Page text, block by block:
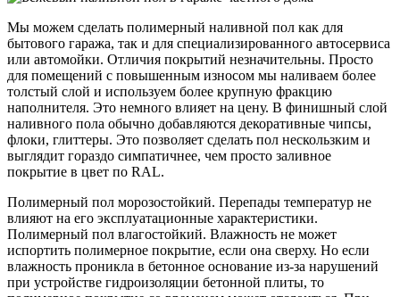
Мы можем сделать полимерный наливной пол как для
бытового гаража, так и для специализированного автосервиса
или автомойки. Отличия покрытий незначительны. Просто
для помещений с повышенным износом мы наливаем более
толстый слой и используем более крупную фракцию
наполнителя. Это немного влияет на цену. В финишный слой
наливного пола обычно добавляются декоративные чипсы,
флоки, глиттеры. Это позволяет сделать пол нескользким и
выглядит гораздо симпатичнее, чем просто заливное
покрытие в цвет по RAL.
Полимерный пол морозостойкий. Перепады температур не
влияют на его эксплуатационные характеристики.
Полимерный пол влагостойкий. Влажность не может
испортить полимерное покрытие, если она сверху. Но если
влажность проникла в бетонное основание из-за нарушений
при устройстве гидроизоляции бетонной плиты, то